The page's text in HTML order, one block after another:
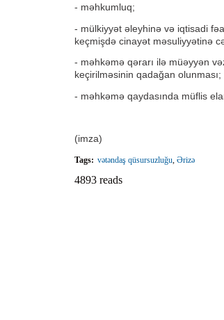
- məhkumluq;
- mülkiyyət əleyhinə və iqtisadi
keçmişdə cinayət məsuliyyətinə
- məhkəmə qərarı ilə müəyyən
keçirilməsinin qadağan olunması;
- məhkəmə qaydasında müflis
(imza)
Tags: vətəndaş qüsursuzluğu Ərizə
4893 reads